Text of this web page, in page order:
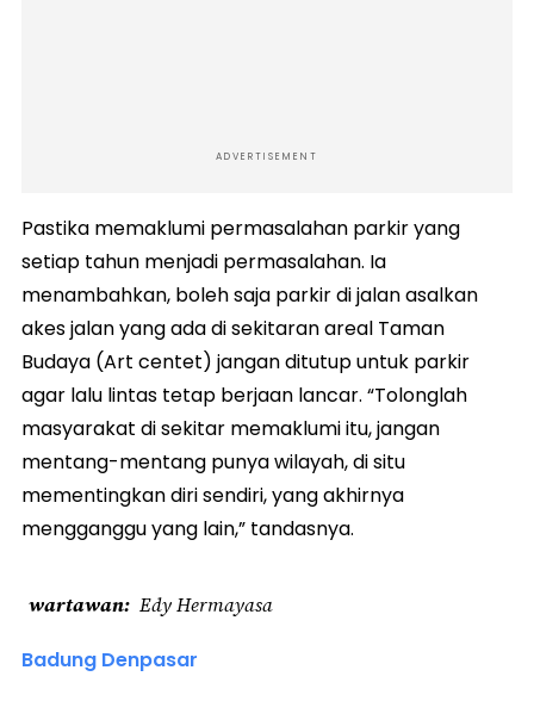
ADVERTISEMENT
Pastika memaklumi permasalahan parkir yang
setiap tahun menjadi permasalahan. Ia
menambahkan, boleh saja parkir di jalan asalkan
akes jalan yang ada di sekitaran areal Taman
Budaya (Art centet) jangan ditutup untuk parkir
agar lalu lintas tetap berjaan lancar. “Tolonglah
masyarakat di sekitar memaklumi itu, jangan
mentang-mentang punya wilayah, di situ
mementingkan diri sendiri, yang akhirnya
mengganggu yang lain,” tandasnya.
wartawan Edy Hermayasa
Badung Denpasar